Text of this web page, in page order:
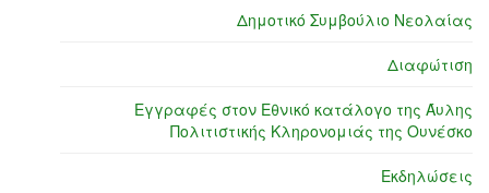
Δημοτικό Συμβούλιο Νεολαίας
Διαφώτιση
Εγγραφές στον Εθνικό κατάλογο της Άυλης
Πολιτιστικής Κληρονομιάς της Ουνέσκο
Εκδηλώσεις